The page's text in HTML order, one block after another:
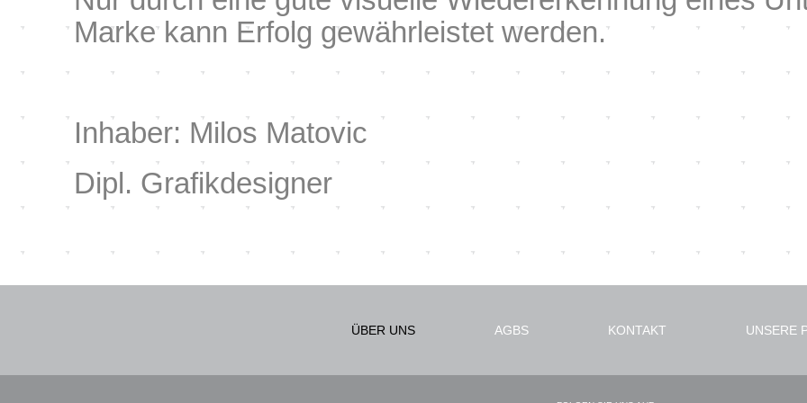
Marke kann Erfolg gewährleistet werden.
Inhaber: Milos Matovic
Dipl. Grafikdesigner
ÜBER UNS AGBS KONTAKT UNSERE